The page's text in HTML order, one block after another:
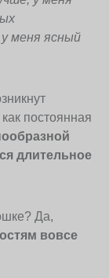
меня ясный
постоянная
длительное
Да,
вовсе